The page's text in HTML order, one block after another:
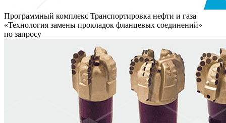
Программный комплекс Транспортировка нефти и газа
«Технология замены прокладок фланцевых соединений»
по запросу